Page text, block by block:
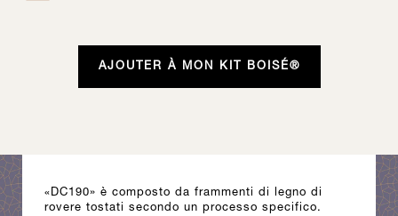
AJOUTER À MON KIT BOISÉ®
«DC190» è composto da frammenti di legno di
rovere tostati secondo un processo specifico.